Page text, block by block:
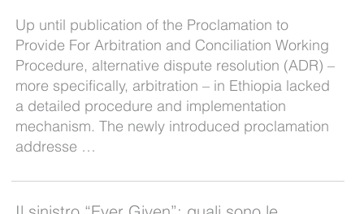
Up until publication of the Proclamation to
Provide For Arbitration and Conciliation Working
Procedure, alternative dispute resolution (ADR) –
more specifically, arbitration – in Ethiopia lacked
a detailed procedure and implementation
mechanism. The newly introduced proclamation
addresse …